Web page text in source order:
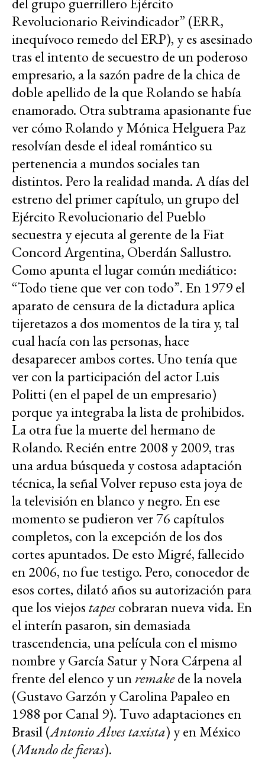
Revolucionario Reivindicador” (ERR,
inequívoco remedo del ERP), y es asesinado
tras el intento de secuestro de un poderoso
empresario, a la sazón padre de la chica de
doble apellido de la que Rolando se había
enamorado. Otra subtrama apasionante fue
ver cómo Rolando y Mónica Helguera Paz
resolvían desde el ideal romántico su
pertenencia a mundos sociales tan
distintos. Pero la realidad manda. A días del
estreno del primer capítulo, un grupo del
Ejército Revolucionario del Pueblo
secuestra y ejecuta al gerente de la Fiat
Concord Argentina, Oberdán Sallustro.
Como apunta el lugar común mediático:
“Todo tiene que ver con todo”. En 1979 el
aparato de censura de la dictadura aplica
tijeretazos a dos momentos de la tira y, tal
cual hacía con las personas, hace
desaparecer ambos cortes. Uno tenía que
ver con la participación del actor Luis
Politti (en el papel de un empresario)
porque ya integraba la lista de prohibidos.
La otra fue la muerte del hermano de
Rolando. Recién entre 2008 y 2009, tras
una ardua búsqueda y costosa adaptación
técnica, la señal Volver repuso esta joya de
la televisión en blanco y negro. En ese
momento se pudieron ver 76 capítulos
completos, con la excepción de los dos
cortes apuntados. De esto Migré, fallecido
en 2006, no fue testigo. Pero, conocedor de
esos cortes, dilató años su autorización para
que los viejostapescobraran nueva vida. En
el interín pasaron, sin demasiada
trascendencia, una película con el mismo
nombre y García Satur y Nora Cárpena al
frente del elenco y unremakede la novela
(Gustavo Garzón y Carolina Papaleo en
1988 por Canal 9). Tuvo adaptaciones en
Brasil (Antonio Alves taxista) y en México
(Mundo de fieras).